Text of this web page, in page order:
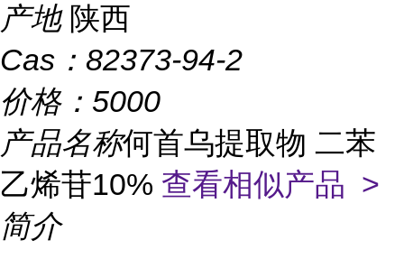
产地 陕西
Cas： 82373-94-2
价格： 5000
产品名称何首乌提取物 二苯
乙烯苷10% 查看相似产品 >
简介